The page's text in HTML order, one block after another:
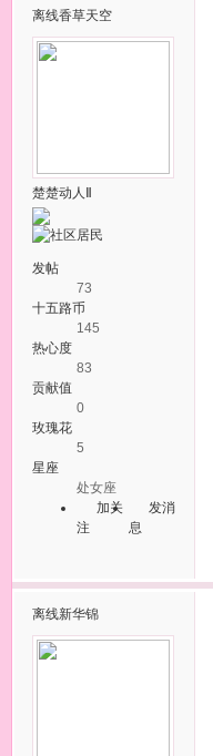
离线香草天空
楚楚动人Ⅱ
发帖
73
十五路币
145
热心度
83
贡献值
0
玫瑰花
5
星座
处女座
加关
注
发消
息
离线新华锦